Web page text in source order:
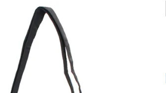
ワークシューズ
ブーツ
ウェア
ーバッグ